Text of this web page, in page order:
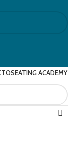
SEATING ACADEMY